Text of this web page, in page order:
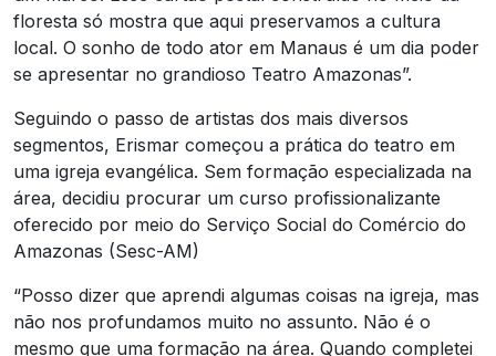
floresta só mostra que aqui preservamos a cultura
local. O sonho de todo ator em Manaus é um dia poder
se apresentar no grandioso Teatro Amazonas”.
Seguindo o passo de artistas dos mais diversos
segmentos, Erismar começou a prática do teatro em
uma igreja evangélica. Sem formação especializada na
área, decidiu procurar um curso profissionalizante
oferecido por meio do Serviço Social do Comércio do
Amazonas (Sesc-AM)
“Posso dizer que aprendi algumas coisas na igreja, mas
não nos profundamos muito no assunto. Não é o
mesmo que uma formação na área. Quando completei